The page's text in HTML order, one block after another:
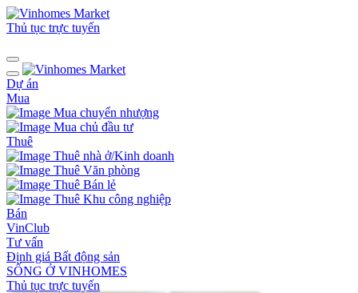
Thủ tục trực tuyến
Dự án
Mua
Mua chuyển nhượng
Mua chủ đầu tư
Thuê
Thuê nhà ở/Kinh doanh
Thuê Văn phòng
Thuê Bán lẻ
Thuê Khu công nghiệp
Bán
VinClub
Tư vấn
Định giá Bất động sản
SỐNG Ở VINHOMES
Thủ tục trực tuyến